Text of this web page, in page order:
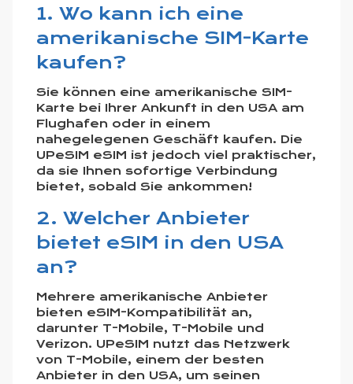
1. Wo kann ich eine
amerikanische SIM-Karte
kaufen?
Sie können eine amerikanische SIM-
Karte bei Ihrer Ankunft in den USA am
Flughafen oder in einem
nahegelegenen Geschäft kaufen. Die
UPeSIM eSIM ist jedoch viel praktischer,
da sie Ihnen sofortige Verbindung
bietet, sobald Sie ankommen!
2. Welcher Anbieter
bietet eSIM in den USA
an?
Mehrere amerikanische Anbieter
bieten eSIM-Kompatibilität an,
darunter T-Mobile, T-Mobile und
Verizon. UPeSIM nutzt das Netzwerk
von T-Mobile, einem der besten
Anbieter in den USA, um seinen